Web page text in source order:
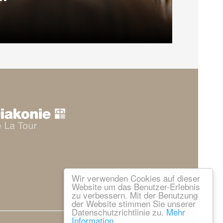
Wir verwenden Cookies auf dieser
Website um das Benutzer-Erlebnis
zu verbessern. Mit der Benutzung
der Website stimmen Sie unserer
Datenschutzrichtlinie zu. Mehr
Information